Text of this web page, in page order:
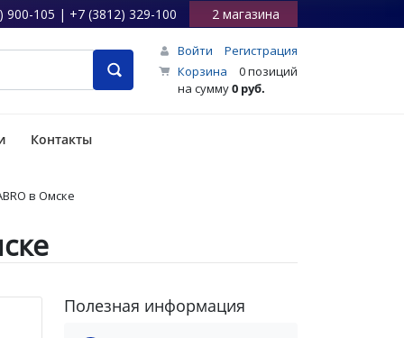
900-105 | +7 (3812) 329-100 2 магазина
Войти
Регистрация
Корзина
0 позиций
на сумму0 руб.
Контакты
в Омске
Полезная информация